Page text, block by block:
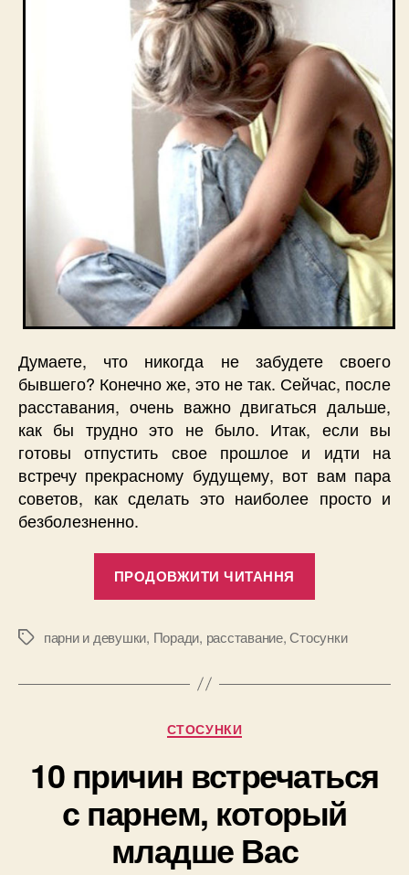
Думаете, что никогда не забудете своего
бывшего? Конечно же, это не так. Сейчас, после
расставания, очень важно двигаться дальше,
как бы трудно это не было. Итак, если вы
готовы отпустить свое прошлое и идти на
встречу прекрасному будущему, вот вам пара
советов, как сделать это наиболее просто и
безболезненно.
ПРОДОВЖИТИ ЧИТАННЯ
с
и
Позначкипарни и девушки, Поради, расставание,Стосунки
Категорії
СТОСУНКИ
10 причин встречаться
с парнем, который
младше Вас